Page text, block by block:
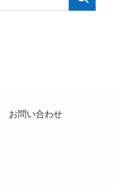
お問い合わせ